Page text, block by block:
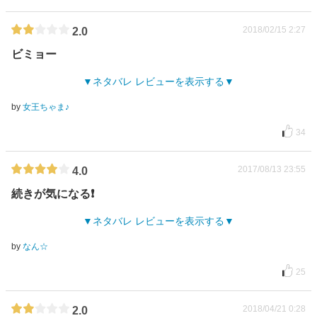
2.0 2018/02/15 2:27
ビミョー
ネタバレ レビューを表示する
by 女王ちゃま♪
34
4.0 2017/08/13 23:55
続きが気になる❗️
ネタバレ レビューを表示する
by なん☆
25
2.0 2018/04/21 0:28